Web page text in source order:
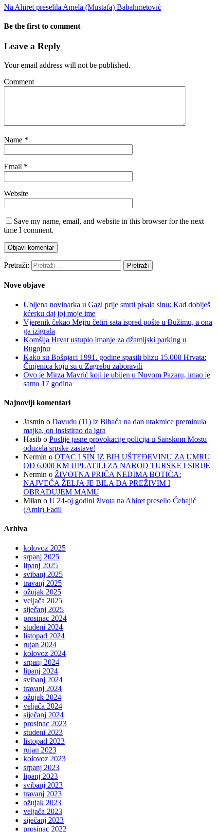
Na Ahiret preselila Amela (Mustafa) Babahmetović
Be the first to comment
Leave a Reply
Your email address will not be published.
Comment
Name *
Email *
Website
Save my name, email, and website in this browser for the next
time I comment.
Pretraži:
Nove objave
Ubijena novinarka u Gazi prije smrti pisala sinu: Kad dobiješ
kćerku daj joj moje ime
Vjerenik čekao Mejru četiri sata ispred pošte u Bužimu, a ona
ga izigrala
Komšija Hrvat ustupio imanje za džamijski parking u
Bugojnu
Kako su Bošnjaci 1991. godine spasili blizu 15.000 Hrvata:
Činjenica koju su u Zagrebu zaboravili
Ovo je Mirza Mavrić koji je ubijen u Novom Pazaru, imao je
samo 17 godina
Najnoviji komentari
Jasmin o Davudu (11) iz Bihaća na dan utakmice preminula
majka, on insistirao da igra
Hasib o Poslije jasne provokacije policija u Sanskom Mostu
oduzela srpske zastave!
Nermin o OTAC I SIN IZ BIH UŠTEĐEVINU ZA UMRU
OD 6.000 KM UPLATILI ZA NAROD TURSKE I SIRIJE
Nermin o ŽIVOTNA PRIČA NEDIMA BOTIĆA:
NAJVEĆA ŽELJA JE BILA DA PREŽIVIM I
OBRADUJEM MAMU
Milan o U 24-oj godini života na Ahiret preselio Čehajić
(Amir) Fadil
Arhiva
kolovoz 2025
srpanj 2025
lipanj 2025
svibanj 2025
travanj 2025
ožujak 2025
veljača 2025
siječanj 2025
prosinac 2024
studeni 2024
listopad 2024
rujan 2024
kolovoz 2024
srpanj 2024
lipanj 2024
svibanj 2024
travanj 2024
ožujak 2024
veljača 2024
siječanj 2024
prosinac 2023
studeni 2023
listopad 2023
rujan 2023
kolovoz 2023
srpanj 2023
lipanj 2023
svibanj 2023
travanj 2023
ožujak 2023
veljača 2023
siječanj 2023
prosinac 2022